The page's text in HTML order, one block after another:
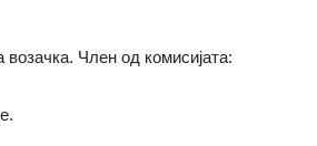
Член од комисијата: